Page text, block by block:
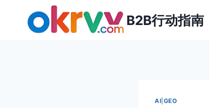
B2B行动指南
AI GEO